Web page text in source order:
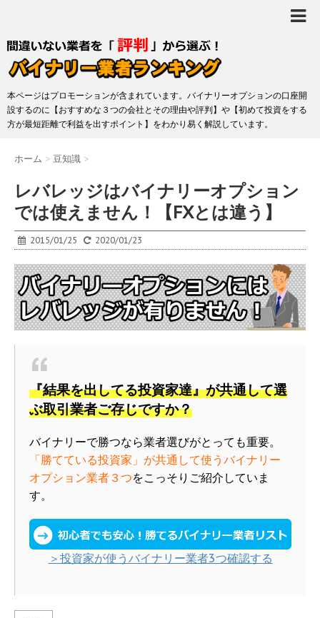
本ページはプロモーションが含まれています。バイナリーオプションの口座開
設するのに【おすすめな３つの会社とその理由や評判】や【初めて投資をする
方が最短距離で利益を出すポイント】をわかり易く解説しています。
ホーム > 豆知識 >
レバレッジはバイナリーオプション
では使えません！【FXとは違う】
2015/01/25 2020/01/23
『結果を出してる投資家達』が共通して選
ぶ取引業者ご存じですか？
バイナリーで勝つなら業者選びがとっても重要。
「勝てている投資家」が共通して使うバイナリー
オプション業者３つをこっそりご紹介していま
す。
＞投資家が使うバイナリー業者3つ確認する